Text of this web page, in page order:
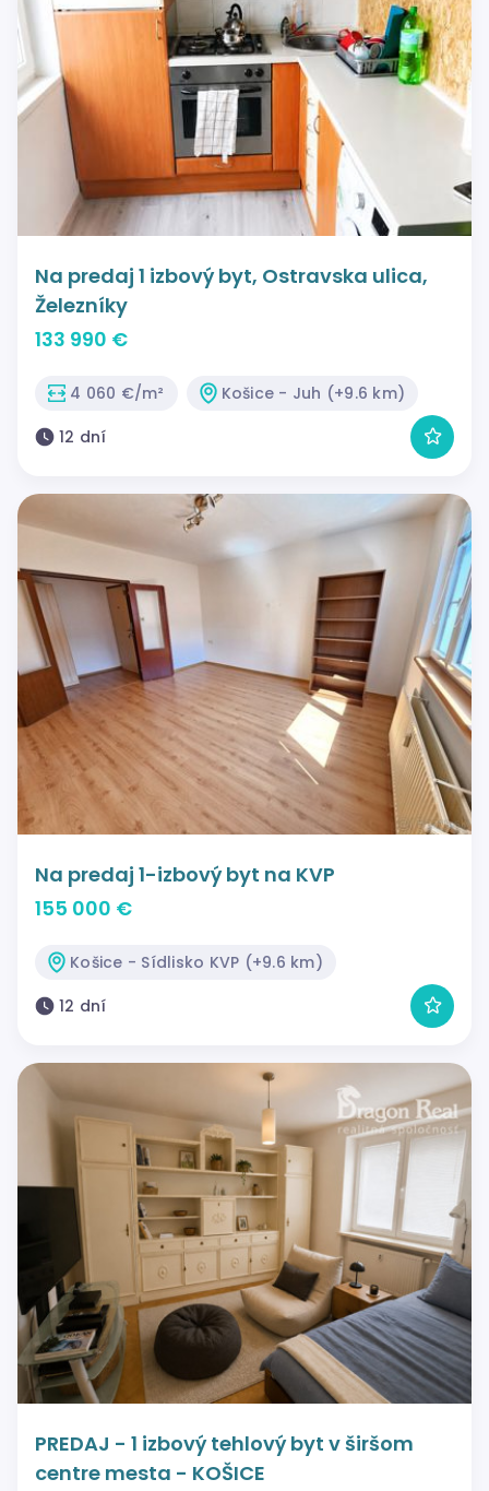
Na predaj 1 izbový byt, Ostravska ulica,
Železníky
133 990 €
4 060 €/m²
Košice - Juh (+9.6 km)
12 dní
Na predaj 1-izbový byt na KVP
155 000 €
Košice - Sídlisko KVP (+9.6 km)
12 dní
PREDAJ - 1 izbový tehlový byt v širšom
centre mesta - KOŠICE